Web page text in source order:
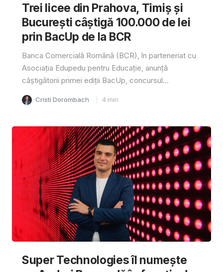
Trei licee din Prahova, Timiș și
București câștigă 100.000 de lei
prin BacUp de la BCR
Banca Comercială Română (BCR), în parteneriat cu
Asociația Edupedu pentru Educație, anunță
câștigătorii primei ediții BacUp, concursul...
Cristi Dorombach 4 min
Super Technologies îl numește